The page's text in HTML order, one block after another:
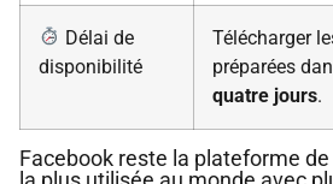
Délai de
disponibilité
Télécharger
préparées
quatre jours.
Facebook reste la plateforme